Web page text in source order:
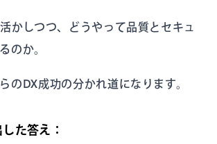
かしつつ、どうやって品質とセキュ
のか。
のDX成功の分かれ道になります。
た答え：